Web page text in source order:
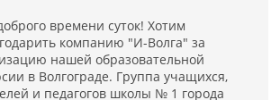
времени суток! Хотим
компанию "И-Волга" за
нашей образовательной
в Волгограде. Группа учащихся,
и педагогов школы № 1 города